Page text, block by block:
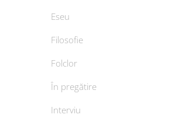
Eseu
Filosofie
Folclor
În pregătire
Interviu